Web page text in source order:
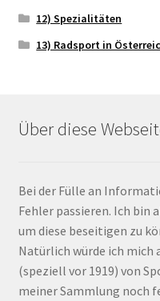
12) Spezialitäten
13) Radsport in
Über diese
Bei der Fülle an
Fehler passieren. Ich bin
um diese beseitigen zu
Natürlich würde ich mich
(speziell vor 1919) von
meiner Sammlung noch